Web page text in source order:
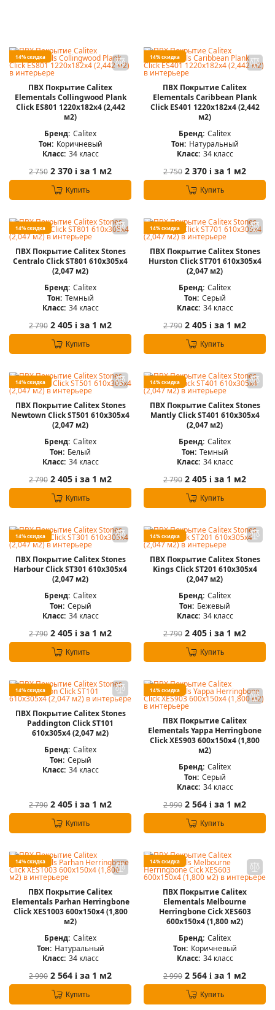
14% скидка
ПВХ Покрытие Calitex
Elementals Collingwood Plank
Click ES801 1220x182x4 (2,442
м2)
Бренд: Calitex
Тон: Коричневый
Класс: 34 класс
2 750 2 370 i за 1 м2
Купить
14% скидка
ПВХ Покрытие Calitex
Elementals Caribbean Plank
Click ES401 1220x182x4 (2,442
м2)
Бренд: Calitex
Тон: Натуральный
Класс: 34 класс
2 750 2 370 i за 1 м2
Купить
14% скидка
ПВХ Покрытие Calitex Stones
Centralo Click ST801 610x305x4
(2,047 м2)
Бренд: Calitex
Тон: Темный
Класс: 34 класс
2 790 2 405 i за 1 м2
Купить
14% скидка
ПВХ Покрытие Calitex Stones
Hurston Click ST701 610x305x4
(2,047 м2)
Бренд: Calitex
Тон: Серый
Класс: 34 класс
2 790 2 405 i за 1 м2
Купить
14% скидка
ПВХ Покрытие Calitex Stones
Newtown Click ST501 610x305x4
(2,047 м2)
Бренд: Calitex
Тон: Белый
Класс: 34 класс
2 790 2 405 i за 1 м2
Купить
14% скидка
ПВХ Покрытие Calitex Stones
Mantly Click ST401 610x305x4
(2,047 м2)
Бренд: Calitex
Тон: Темный
Класс: 34 класс
2 790 2 405 i за 1 м2
Купить
14% скидка
ПВХ Покрытие Calitex Stones
Harbour Click ST301 610x305x4
(2,047 м2)
Бренд: Calitex
Тон: Серый
Класс: 34 класс
2 790 2 405 i за 1 м2
Купить
14% скидка
ПВХ Покрытие Calitex Stones
Kings Click ST201 610x305x4
(2,047 м2)
Бренд: Calitex
Тон: Бежевый
Класс: 34 класс
2 790 2 405 i за 1 м2
Купить
14% скидка
ПВХ Покрытие Calitex Stones
Paddington Click ST101
610x305x4 (2,047 м2)
Бренд: Calitex
Тон: Серый
Класс: 34 класс
2 790 2 405 i за 1 м2
Купить
14% скидка
ПВХ Покрытие Calitex
Elementals Yappa Herringbone
Click XES903 600x150x4 (1,800
м2)
Бренд: Calitex
Тон: Серый
Класс: 34 класс
2 990 2 564 i за 1 м2
Купить
14% скидка
ПВХ Покрытие Calitex
Elementals Parhan Herringbone
Click XES1003 600x150x4 (1,800
м2)
Бренд: Calitex
Тон: Натуральный
Класс: 34 класс
2 990 2 564 i за 1 м2
Купить
14% скидка
ПВХ Покрытие Calitex
Elementals Melbourne
Herringbone Cick XES603
600x150x4 (1,800 м2)
Бренд: Calitex
Тон: Коричневый
Класс: 34 класс
2 990 2 564 i за 1 м2
Купить